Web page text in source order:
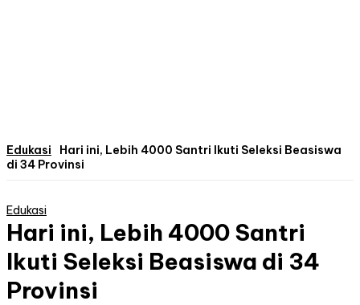
Edukasi
Hari ini, Lebih 4000 Santri Ikuti Seleksi Beasiswa
di 34 Provinsi
Edukasi
Hari ini, Lebih 4000 Santri
Ikuti Seleksi Beasiswa di 34
Provinsi